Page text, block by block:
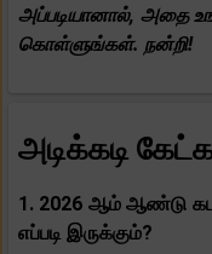
அப்படியானால், அதை
கொள்ளுங்கள். நன்றி!
அடிக்கடி
1. 2026 ஆம் ஆண்டு
எப்படி இருக்கும்?